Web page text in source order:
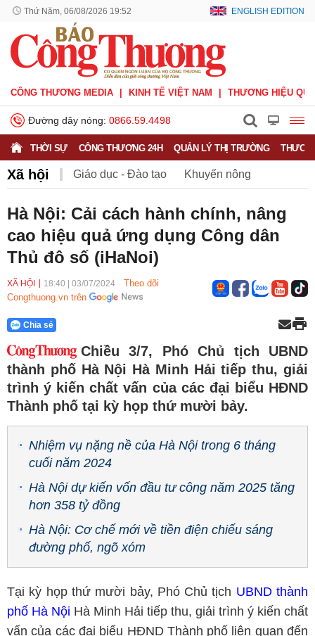
Thứ Năm, 06/08/2026 19:52 ENGLISH EDITION
CÔNG THƯƠNG MEDIA KINH TẾ VIỆT NAM THƯƠNG HIỆU
Đường dây nóng: 0866.59.4498
THỜI SỰ CÔNG THƯƠNG 24H QUẢN LÝ THỊ TRƯỜNG
Xã hội Giáo dục - Đào tạo Khuyến nông
Phát triển bền vững Sức khỏe Việc làm
Hà Nội: Cải cách hành chính, nâng
cao hiệu quả ứng dụng Công dân
Thủ đô số (iHaNoi)
XÃ HỘI 18:40 03/07/2024
Theo dõi
Congthuong.vn trên
Chia sẻ
Chiều 3/7, Phó Chủ tịch UBND
thành phố Hà Nội Hà Minh Hải tiếp thu, giải
trình ý kiến chất vấn của các đại biểu HĐND
Thành phố tại kỳ họp thứ mười bảy.
Nhiệm vụ nặng nề của Hà Nội trong 6 tháng
cuối năm 2024
Hà Nội dự kiến vốn đầu tư công năm 2025 tăng
hơn 358 tỷ đồng
Hà Nội: Cơ chế mới về tiền điện chiếu sáng
đường phố, ngõ xóm
Tại kỳ họp thứ mười bảy, Phó Chủ tịch UBND thành
phố Hà Nội Hà Minh Hải tiếp thu, giải trình ý kiến chất
vấn của các đại biểu HĐND Thành phố liên quan đến